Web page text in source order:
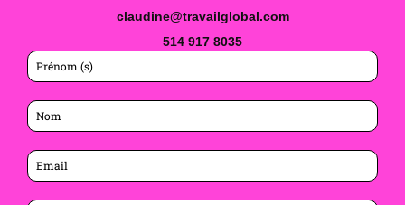
claudine@travailglobal.com
514 917 8035